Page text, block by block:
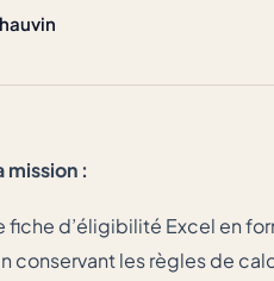
mission :
fiche d’éligibilité Excel en
conservant les règles de